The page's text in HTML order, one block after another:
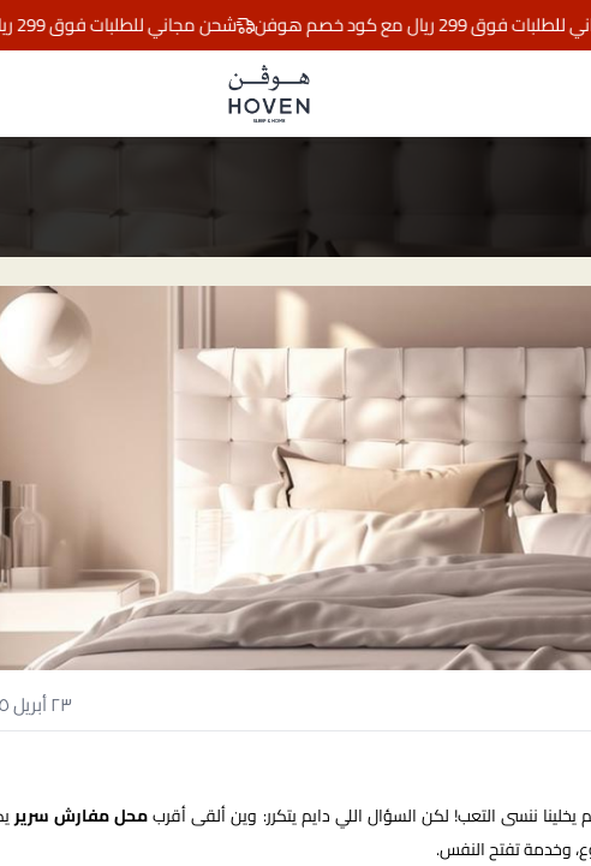
مع كود خصم هوفن شحن مجاني للطلبات فوق 299 ريال مع كود خصم هوفن
مفارش هوڤن
٢٣ أبريل ٢٠٢٥
يخلينا ننسى التعب! لكن السؤال اللي دايم يتكرر: وين ألقى أقربمحل مفارش سرير
وخدمة تفتح النفس.